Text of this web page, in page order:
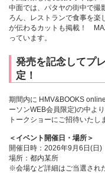
中面では、パタヤの街中で撮
ろん、レストランで食事を楽
が伝わるカットも掲載！
っています。
発売を記念してプ
定！
期間内に HMV&BOOKS
ーソンWEB会員限定)の中よ
トークショーにご招待いたし
＜イベント開催日・場所＞
開催日時：2026年9月6日(日)
場所：都内某所
※会場など詳細はご当選され